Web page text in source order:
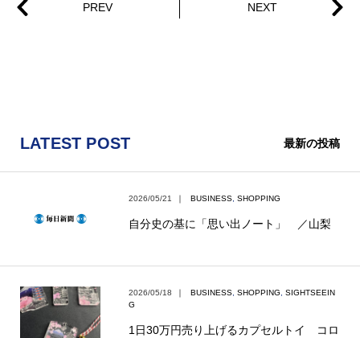
LATEST POST 最新の投稿
2026/05/21 ｜ BUSINESS SHOPPING
自分史の基に「思い出ノート」 ／山梨
2026/05/18 ｜ BUSINESS SHOPPING
SIGHTSEEIN
G
1日30万円売り上げるカプセルトイ コロ